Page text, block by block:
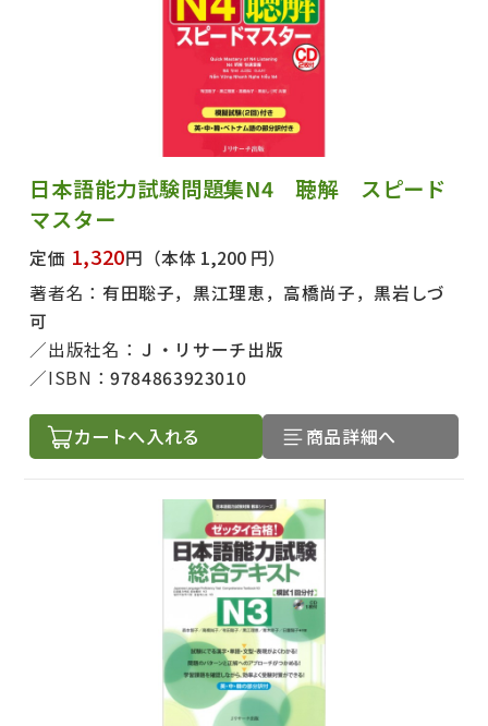
日本語能力試験問題集N4 聴解 スピード
マスター
定価 1,320円 （本体 1,200 円）
著者名： 有田聡子，黒江理恵，高橋尚子，黒岩しづ
可
出版社名： Ｊ・リサーチ出版
ISBN：9784863923010
カートへ入れる 商品詳細へ